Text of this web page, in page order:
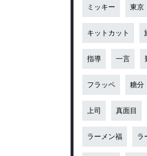
ミッキー 東京
キットカット
指導 一言
フラッペ 糖分
上司 真面目
ラーメン福 ラ